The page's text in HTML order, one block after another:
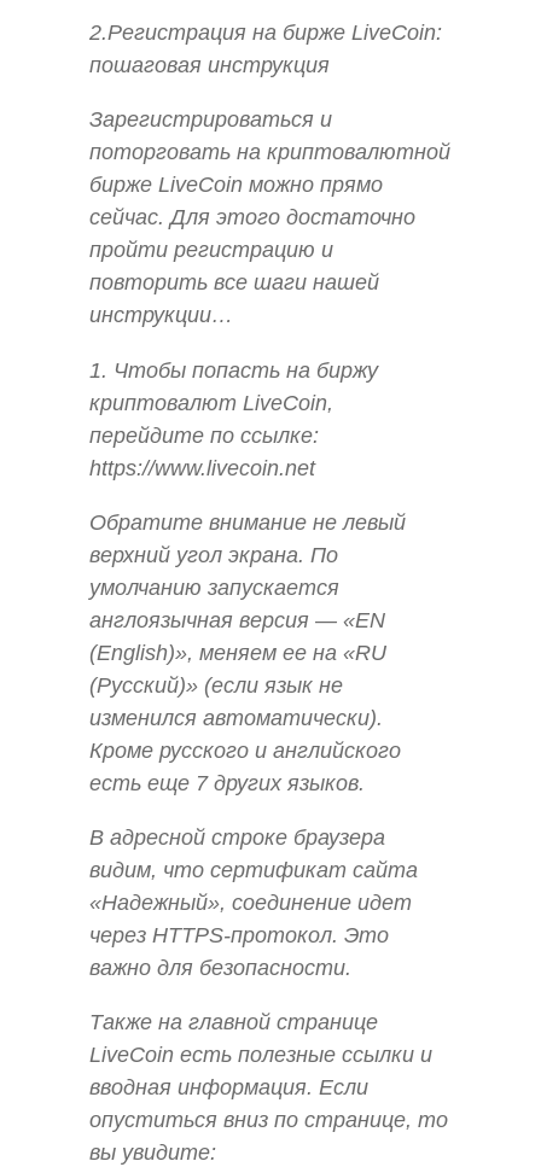
2.Регистрация на бирже LiveCoin:
пошаговая инструкция
Зарегистрироваться и
поторговать на криптовалютной
бирже LiveCoin можно прямо
сейчас. Для этого достаточно
пройти регистрацию и
повторить все шаги нашей
инструкции…
1. Чтобы попасть на биржу
криптовалют LiveCoin,
перейдите по ссылке:
https://www.livecoin.net
Обратите внимание не левый
верхний угол экрана. По
умолчанию запускается
англоязычная версия — «EN
(English)», меняем ее на «RU
(Русский)» (если язык не
изменился автоматически).
Кроме русского и английского
есть еще 7 других языков.
В адресной строке браузера
видим, что сертификат сайта
«Надежный», соединение идет
через HTTPS-протокол. Это
важно для безопасности.
Также на главной странице
LiveCoin есть полезные ссылки и
вводная информация. Если
опуститься вниз по странице, то
вы увидите: